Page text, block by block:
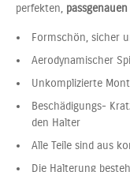
perfekten, passgenauen
Formschön, sicher
Aerodynamischer
Unkomplizierte
Beschädigungs-
den Halter
Alle Teile sind aus
Die Halterung